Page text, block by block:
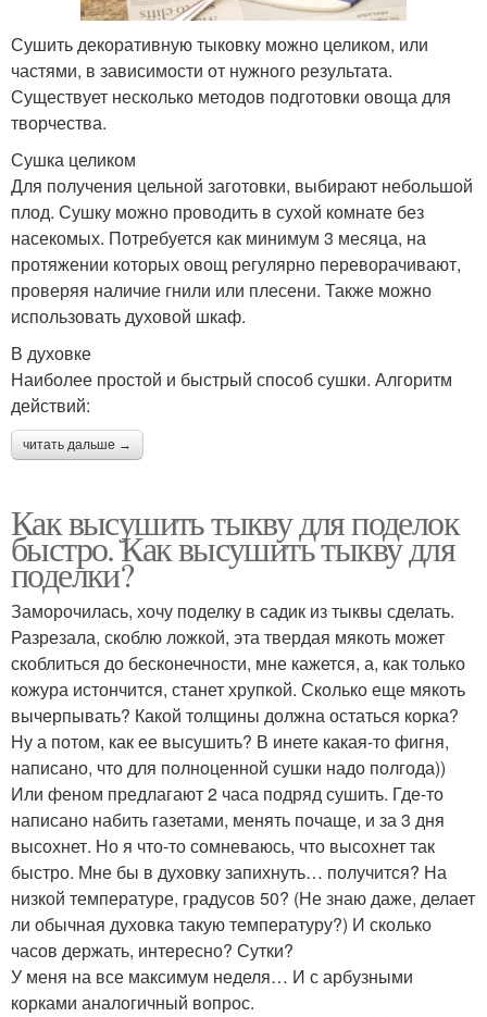
Сушить декоративную тыковку можно целиком, или
частями, в зависимости от нужного результата.
Существует несколько методов подготовки овоща для
творчества.
Сушка целиком
Для получения цельной заготовки, выбирают небольшой
плод. Сушку можно проводить в сухой комнате без
насекомых. Потребуется как минимум 3 месяца, на
протяжении которых овощ регулярно переворачивают,
проверяя наличие гнили или плесени. Также можно
использовать духовой шкаф.
В духовке
Наиболее простой и быстрый способ сушки. Алгоритм
действий:
читать дальше →
Как высушить тыкву для поделок
быстро. Как высушить тыкву для
поделки?
Заморочилась, хочу поделку в садик из тыквы сделать.
Разрезала, скоблю ложкой, эта твердая мякоть может
скоблиться до бесконечности, мне кажется, а, как только
кожура истончится, станет хрупкой. Сколько еще мякоть
вычерпывать? Какой толщины должна остаться корка?
Ну а потом, как ее высушить? В инете какая-то фигня,
написано, что для полноценной сушки надо полгода))
Или феном предлагают 2 часа подряд сушить. Где-то
написано набить газетами, менять почаще, и за 3 дня
высохнет. Но я что-то сомневаюсь, что высохнет так
быстро. Мне бы в духовку запихнуть… получится? На
низкой температуре, градусов 50? (Не знаю даже, делает
ли обычная духовка такую температуру?) И сколько
часов держать, интересно? Сутки?
У меня на все максимум неделя… И с арбузными
корками аналогичный вопрос.